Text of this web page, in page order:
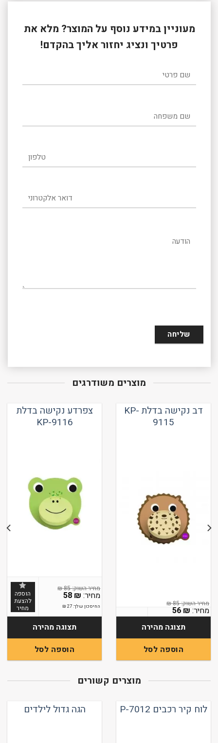
מעוניין במידע נוסף על המוצר? מלא את
פרטיך ונציג יחזור אליך בהקדם!
שם פרטי
שם משפחה
מוצרים משודרגים
דב נקישה בדלת KP-
9115
85
₪
56 ₪
תצוגה מהירה
הוספה לסל
צפרדע נקישה בדלת
KP-9116
85
₪
58 ₪
החיסכון שלך:27
₪
הוספה
להצעת
מחיר
תצוגה מהירה
הוספה לסל
מוצרים קשורים
לוח קיר רכבים P-7012 הגה גדול לילדים